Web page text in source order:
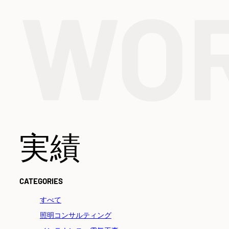
実績
CATEGORIES
すべて
照明コンサルティング